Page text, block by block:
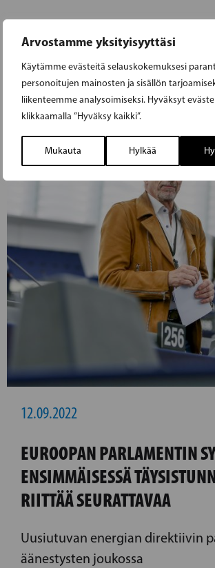
Arvostamme yksityisyyttäsi
Käytämme evästeitä selauskokemuksesi
personoitujen mainosten ja sisällön
liikenteemme analysoimiseksi. Hyväksyt
klikkaamalla ”Hyväksy kaikki”.
Mukauta Hylkää
12.09.2022
EUROOPAN PARLAMENTIN
ENSIMMÄISESSÄ
RIITTÄÄ SEURATTAVAA
Uusiutuvan energian direktiivin
äänestysten joukossa